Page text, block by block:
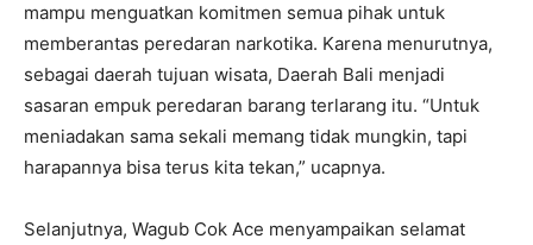
mampu menguatkan komitmen semua pihak untuk
memberantas peredaran narkotika. Karena menurutnya,
sebagai daerah tujuan wisata, Daerah Bali menjadi
sasaran empuk peredaran barang terlarang itu. “Untuk
meniadakan sama sekali memang tidak mungkin, tapi
harapannya bisa terus kita tekan,” ucapnya.
Selanjutnya, Wagub Cok Ace menyampaikan selamat